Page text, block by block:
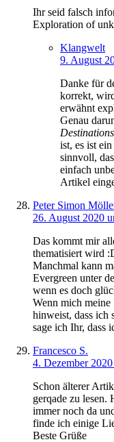
Ihr seid falsch
Exploration of
Klangwelt
9. August
Danke für
korrekt,
erwähnt
Genau
Destinations
ist, es ist
sinnvoll,
einfach
Artikel
Peter Simon
26. August 2020
Das kommt mir
thematisiert wird
Manchmal kann
Evergreen unter
wenn es doch
Wenn mich meine
hinweist, dass ich
sage ich Ihr, dass
Francesco S.
4. Dezember
Schon älterer
gerqade zu lesen.
immer noch da
finde ich einige
Beste Grüße